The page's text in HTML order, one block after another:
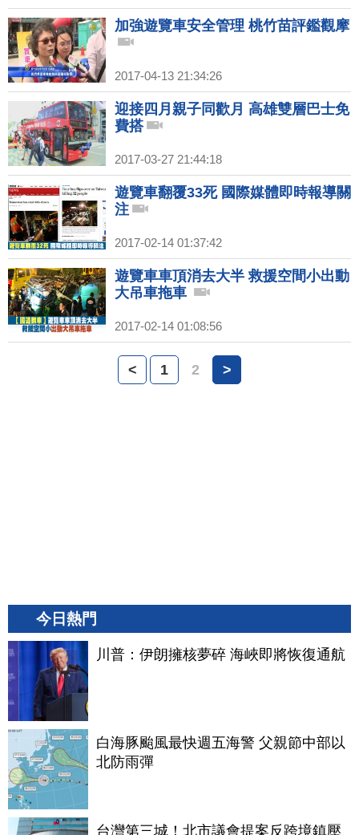
加強遊覽車安全管理 桃竹苗評鑑觀摩
2017-04-13 21:34:26
迎接四月親子同歡月 高雄雙層巴士免
費搭
2017-03-27 21:44:18
遊覽車翻覆33死 國際媒體即時報導關
注
2017-02-14 01:37:42
遊覽車車頂消去大半 救援空間小出動
大吊車拖車
2017-02-14 01:08:56
< 1 2 >
今日熱門
川普：伊朗擁核夢碎 海峽即將恢復通航
白海豚颱風最快週五海警 父親節中部以
北防雨彈
台灣第三城！北市議會提案反跨境鎮壓